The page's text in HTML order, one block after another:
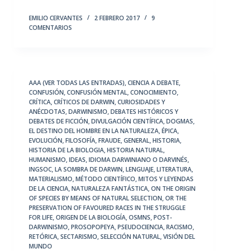
EMILIO CERVANTES 2 FEBRERO 2017
9
COMENTARIOS
AAA (VER TODAS LAS ENTRADAS),CIENCIA A DEBATE,
CONFUSIÓN,CONFUSIÓN MENTAL,CONOCIMIENTO,
CRÍTICA,CRÍTICOS DE DARWIN,CURIOSIDADES Y
ANÉCDOTAS,DARWINISMO,DEBATES HISTÓRICOS Y
DEBATES DE FICCIÓN,DIVULGACIÓN CIENTÍFICA,DOGMAS,
EL DESTINO DEL HOMBRE EN LA NATURALEZA,ÉPICA,
EVOLUCIÓN,FILOSOFÍA,FRAUDE,GENERAL,HISTORIA,
HISTORIA DE LA BIOLOGIA,HISTORIA NATURAL,
HUMANISMO,IDEAS,IDIOMA DARWINIANO O DARVINÉS,
INGSOC,LA SOMBRA DE DARWIN,LENGUAJE,LITERATURA,
MATERIALISMO,MÉTODO CIENTÍFICO,MITOS Y LEYENDAS
DE LA CIENCIA,NATURALEZA FANTÁSTICA,ON THE ORIGIN
OF SPECIES BY MEANS OF NATURAL SELECTION,OR THE
PRESERVATION OF FAVOURED RACES IN THE STRUGGLE
FOR LIFE,ORIGEN DE LA BIOLOGÍA,OSMNS,POST-
DARWINISMO,PROSOPOPEYA,PSEUDOCIENCIA,RACISMO,
RETÓRICA,SECTARISMO,SELECCIÓN NATURAL,VISIÓN DEL
MUNDO